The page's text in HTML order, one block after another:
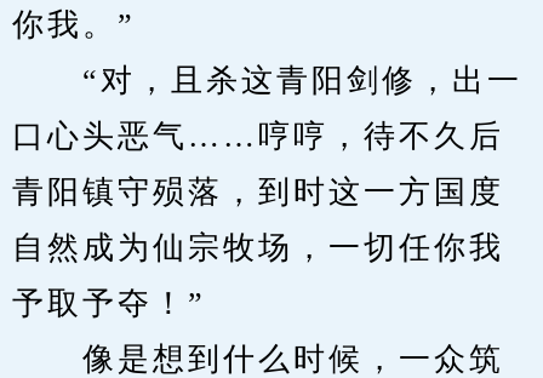
你我。”
“对，且杀这青阳剑修，出一
口心头恶气……哼哼，待不久后
青阳镇守殒落，到时这一方国度
自然成为仙宗牧场，一切任你我
予取予夺！”
像是想到什么时候，一众筑